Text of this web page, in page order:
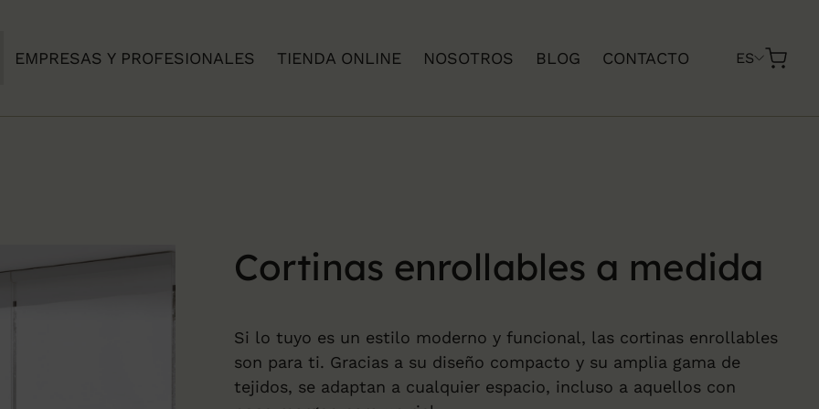
EMPRESAS Y PROFESIONALES TIENDA ONLINE NOSOTROS BLOG CONTACTO ES
Cortinas enrollables a medida
Si lo tuyo es un estilo moderno y funcional, las cortinas enrollables
son para ti. Gracias a su diseño compacto y su amplia gama de
tejidos, se adaptan a cualquier espacio, incluso a aquellos con